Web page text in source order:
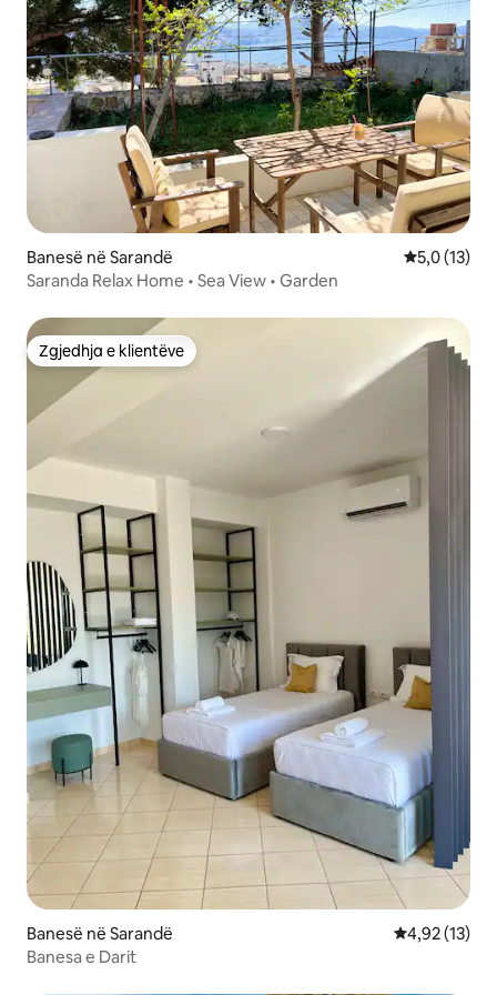
Banesë në Sarandë Vlerësimi
5,0 (13)
Saranda Relax Home • Sea View • Garden
Zgjedhja e klientëve
Zgjedhja e klientëve
Banesë në Sarandë Vlerësimi
4,92 (13)
Banesa e Darit